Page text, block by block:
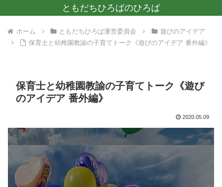
ともだちひろばのひろば
ホーム ともだちひろば運営委員会
遊びのアイデア
保育士と幼稚園教諭の子育てトーク《遊びのアイデア 番外編》
保育士と幼稚園教諭の子育てトーク《遊び
のアイデア 番外編》
2020.05.09